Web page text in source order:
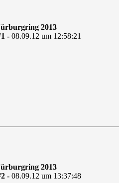
2013
- 08.09.12 um 12:58:21
2013
- 08.09.12 um 13:37:48